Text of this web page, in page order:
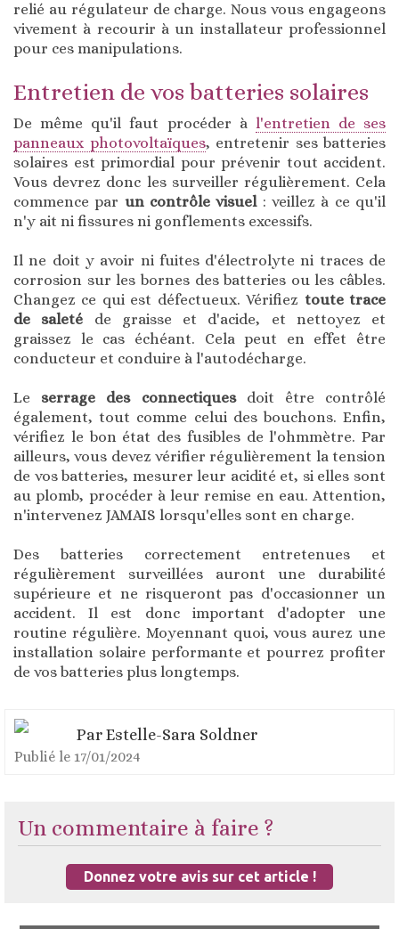
relié au régulateur de charge. Nous vous engageons
vivement à recourir à un installateur professionnel
pour ces manipulations.
Entretien de vos batteries solaires
De même qu'il faut procéder à l'entretien de ses
panneaux photovoltaïques, entretenir ses batteries
solaires est primordial pour prévenir tout accident.
Vous devrez donc les surveiller régulièrement. Cela
commence par un contrôle visuel: veillez à ce qu'il
n'y ait ni fissures ni gonflements excessifs.
Il ne doit y avoir ni fuites d'électrolyte ni traces de
corrosion sur les bornes des batteries ou les câbles.
Changez ce qui est défectueux. Vérifiez toute trace
de saleté de graisse et d'acide, et nettoyez et
graissez le cas échéant. Cela peut en effet être
conducteur et conduire à l'autodécharge.
Le serrage des connectiquesdoit être contrôlé
également, tout comme celui des bouchons. Enfin,
vérifiez le bon état des fusibles de l'ohmmètre. Par
ailleurs, vous devez vérifier régulièrement la tension
de vos batteries, mesurer leur acidité et, si elles sont
au plomb, procéder à leur remise en eau. Attention,
n'intervenez JAMAIS lorsqu'elles sont en charge.
Des batteries correctement entretenues et
régulièrement surveillées auront une durabilité
supérieure et ne risqueront pas d'occasionner un
accident. Il est donc important d'adopter une
routine régulière. Moyennant quoi, vous aurez une
installation solaire performante et pourrez profiter
de vos batteries plus longtemps.
Par Estelle-Sara Soldner
Publié le 17/01/2024
Un commentaire à faire ?
Donnez votre avis sur cet article !